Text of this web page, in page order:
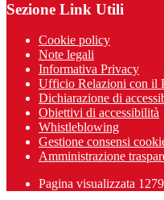
Sezione Link Utili
Cookie policy
Note legali
Informativa Privacy
Ufficio Relazioni con il
Dichiarazione di
Obiettivi di accessibilità
Whistleblowing
Gestione consensi
Amministrazione
Pagina visualizzata 1279